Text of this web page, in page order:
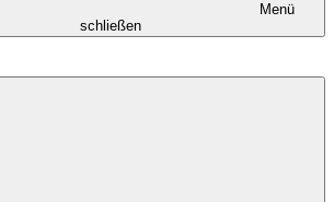
Menü
schließen